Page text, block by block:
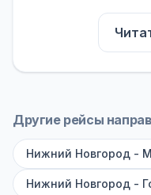
На нашем сайте
расписание
Амвросиевка,
обратите
большие
подвеска и
Другие рейсы
Нижний Новгород -
Нижний Новгород -